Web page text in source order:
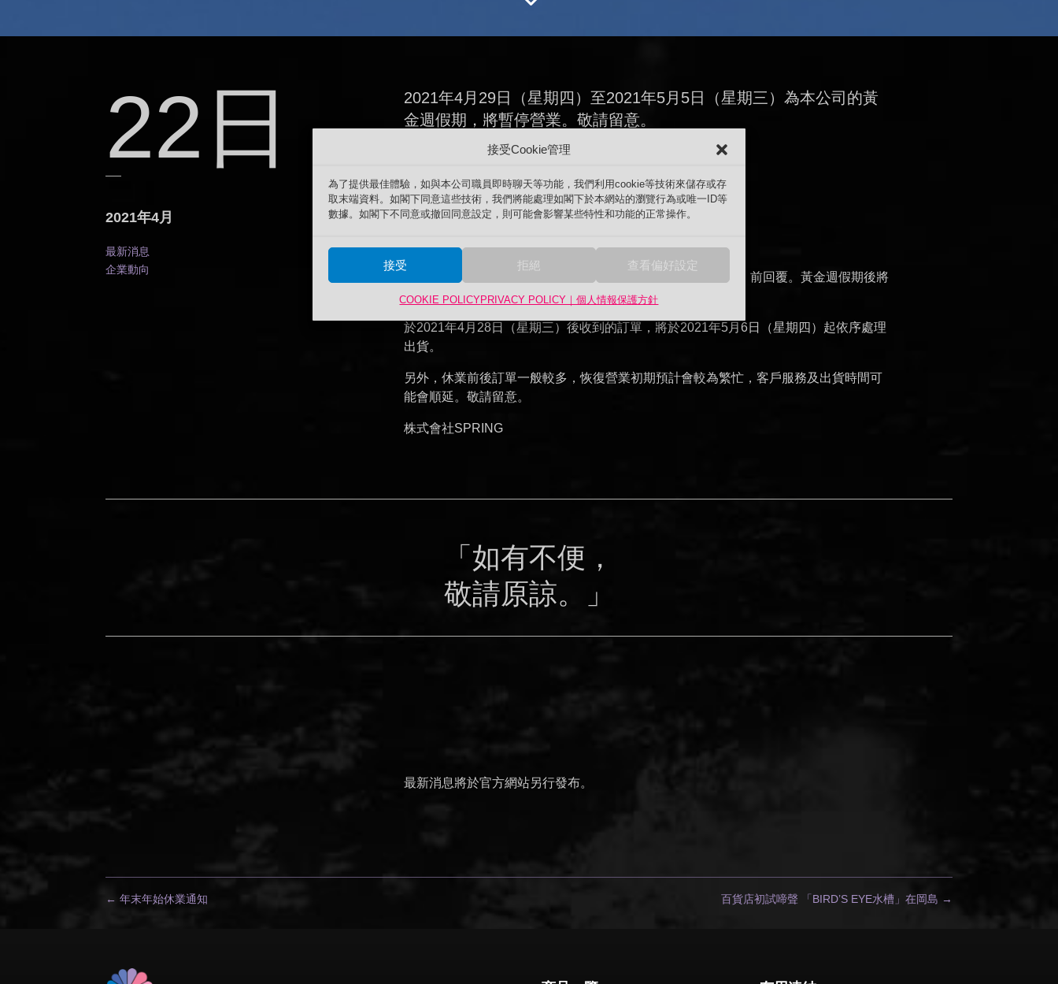
接受Cookie管理
為了提供最佳體驗，如與本公司職員即時聊天等功能，我們利用cookie等技術來儲存或存
取末端資料。如閣下同意這些技術，我們將能處理如閣下於本網站的瀏覽行為或唯一ID等
數據。如閣下不同意或撤回同意設定，則可能會影響某些特性和功能的正常操作。
接受 拒絕 查看偏好設定
COOKIE POLICYPRIVACY POLICY｜個人情報保護方針
22日
2021年4月
最新消息
企業動向
2021年4月29日（星期四）至2021年5月5日（星期三）為本公司的黃
金週假期，將暫停營業。敬請留意。
感謝您們一直以來對我們的支持。
我們將於以下黃金週假期期間休業，特此通知：
2021年4月29日（星期四）至2021年5月5日（星期三）
4月份的電話及電郵查詢，我們將於2021年4月28日（星期三）前回覆。黃金週假期後將
於2021年5月6日（星期四）恢復正常營業。
於2021年4月28日（星期三）後收到的訂單，將於2021年5月6日（星期四）起依序處理
出貨。
另外，休業前後訂單一般較多，恢復營業初期預計會較為繁忙，客戶服務及出貨時間可
能會順延。敬請留意。
株式會社SPRING
「如有不便，
敬請原諒。」
最新消息將於官方網站另行發布。
←年末年始休業通知 百貨店初試啼聲 「BIRD’S EYE水槽」在岡島 →